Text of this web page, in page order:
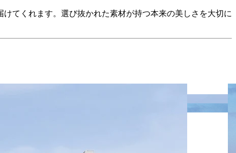
てくれます。選び抜かれた素材が持つ本来の美しさを大切に
たたかな雰囲気を添えます。